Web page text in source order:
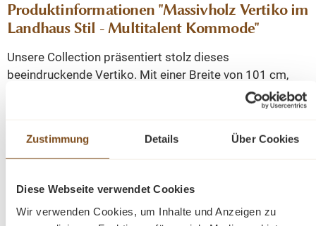
Zustimmung Details Über Cookies
Diese Webseite verwendet Cookies
Wir verwenden Cookies, um Inhalte und Anzeigen zu
Produktinformationen "Massivholz Vertiko im
Landhaus Stil - Multitalent Kommode"
Unsere Collection präsentiert stolz dieses
beeindruckende Vertiko. Mit einer Breite von 101 cm,
einer Höhe von 160 cm und einer Tiefe von 49 cm bietet
es nicht nur großzügigen Stauraum, sondern auch
Dieses Vertiko besteht aus massivem Kiefernholz, was